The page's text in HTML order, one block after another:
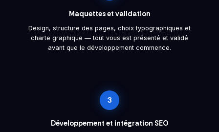
Maquettes et validation
Design, structure des pages, choix typographiques et
charte graphique — tout vous est présenté et validé
avant que le développement commence.
3
Développement et intégration SEO